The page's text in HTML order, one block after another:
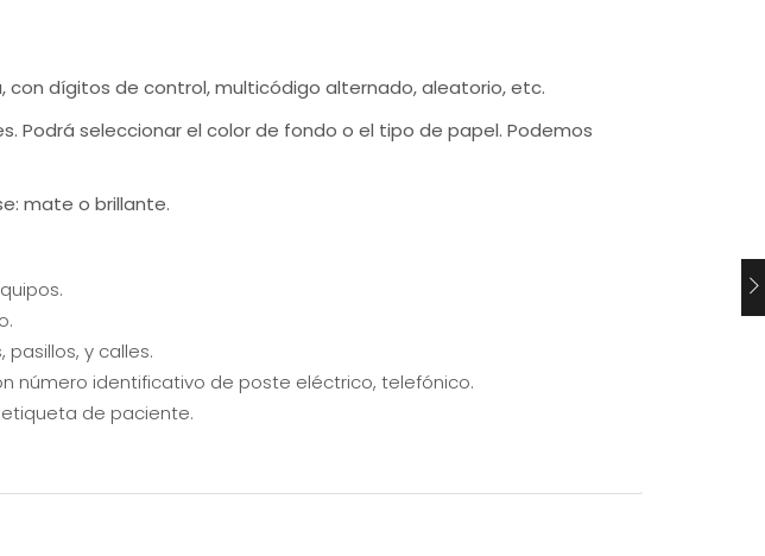
dígitos de control, multicódigo alternado, aleatorio, etc.
Podrá seleccionar el color de fondo o el tipo de papel. Podemos
mate o brillante.
y calles.
número identificativo de poste eléctrico, telefónico.
de paciente.